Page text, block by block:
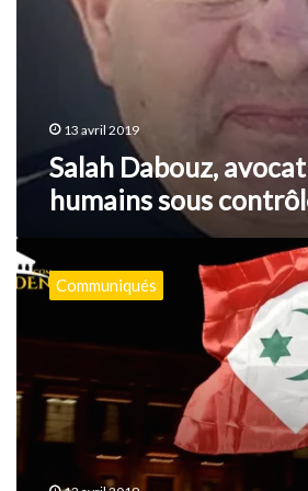
13 avril 2019
Salah Dabouz,
humains sous
Maroc
:
l’injusticeCommuniqués